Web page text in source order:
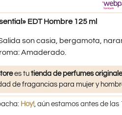
EDT Hombre 125 ml
son casia, bergamota,
Amaderado.
es tutienda de perfumes
de fragancias para mujer y
Hoy! , aún estamos antes de las